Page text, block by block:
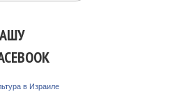
в Израиле